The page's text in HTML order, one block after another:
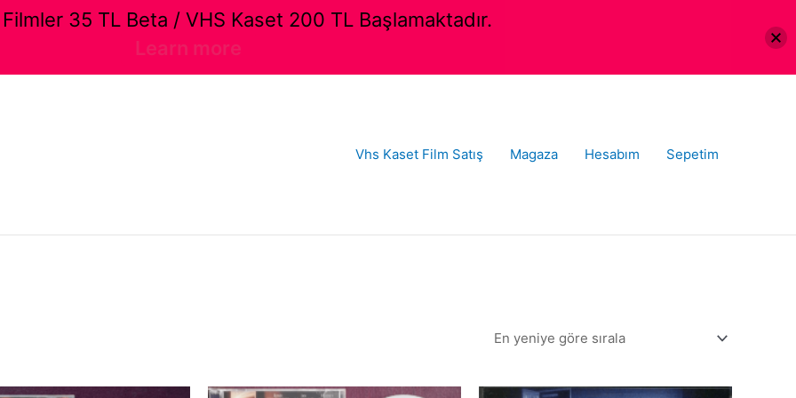
Vhs Kaset Film Satış Magaza Hesabım Sepetim
35 TL Beta / VHS Kaset 200 TL Başlamaktadır.
Learn more